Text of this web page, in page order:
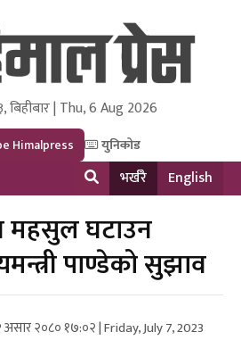
and Research Pvt Ltd.
बिहीबार | Thu, 6 Aug 2026
Himalpress युनिकोड
भर्खरै English
महसुल घटाउन
पाण्डेको सुझाव
असार २०८० १७:०२ | Friday, July 7, 2023